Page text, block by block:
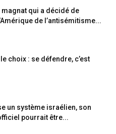
magnat qui a décidé de
de l’antisémitisme...
le choix : se défendre, c’est
un système israélien, son
pourrait être...